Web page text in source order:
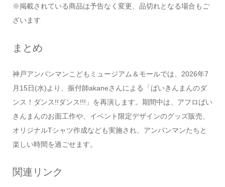
※掲載されている商品は予告なく変更、品切れとなる場合もご
ざいます
まとめ
神戸アンパンマンこどもミュージアム＆モールでは、2026年7
月15日(水)より、振付師akaneさんによる「ばいきんまんのダ
ンス！ダンス!!ダンス!!!」を再演します。期間中は、アフロばい
きんまんのお面工作や、イベント限定デザインのグッズ販売、
オリジナルTシャツ作成なども実施され、アンパンマンたちと
楽しい時間を過ごせます。
関連リンク